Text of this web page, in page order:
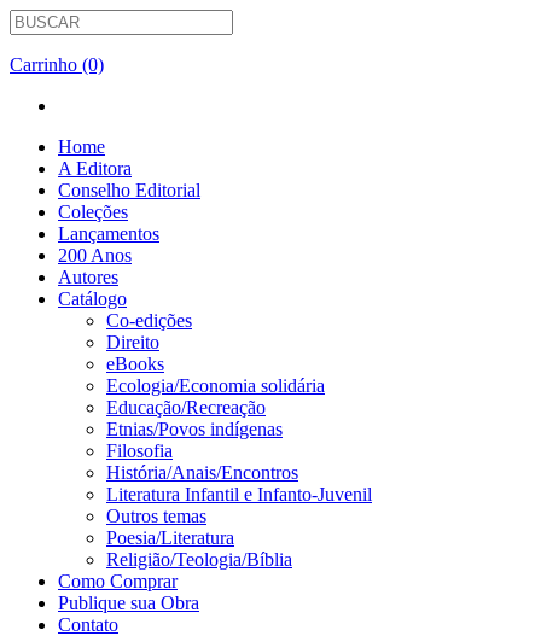
Carrinho (0)
Home
A Editora
Conselho Editorial
Coleções
Lançamentos
200 Anos
Autores
Catálogo
Co-edições
Direito
eBooks
Ecologia/Economia solidária
Educação/Recreação
Etnias/Povos indígenas
Filosofia
História/Anais/Encontros
Literatura Infantil e Infanto-Juvenil
Outros temas
Poesia/Literatura
Religião/Teologia/Bíblia
Como Comprar
Publique sua Obra
Contato